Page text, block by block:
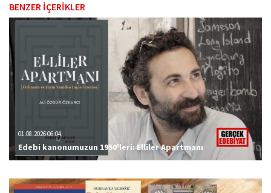
BENZER İÇERİKLER
01.08.2026 06:04
Edebi kanonumuzun 1950'leri: Elliler Apartmanı